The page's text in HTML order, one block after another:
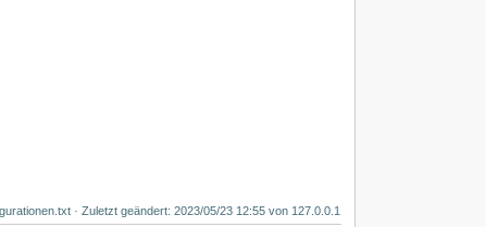
· Zuletzt geändert: 2023/05/23 12:55 von 127.0.0.1